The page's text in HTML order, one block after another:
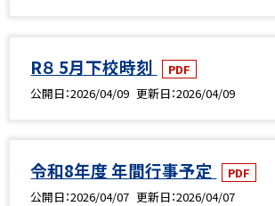
R８ 5月下校時刻
PDF
公開日 2026/04/09 更新日 2026/04/09
令和8年度 年間行事予定
PDF
公開日 2026/04/07 更新日 2026/04/07